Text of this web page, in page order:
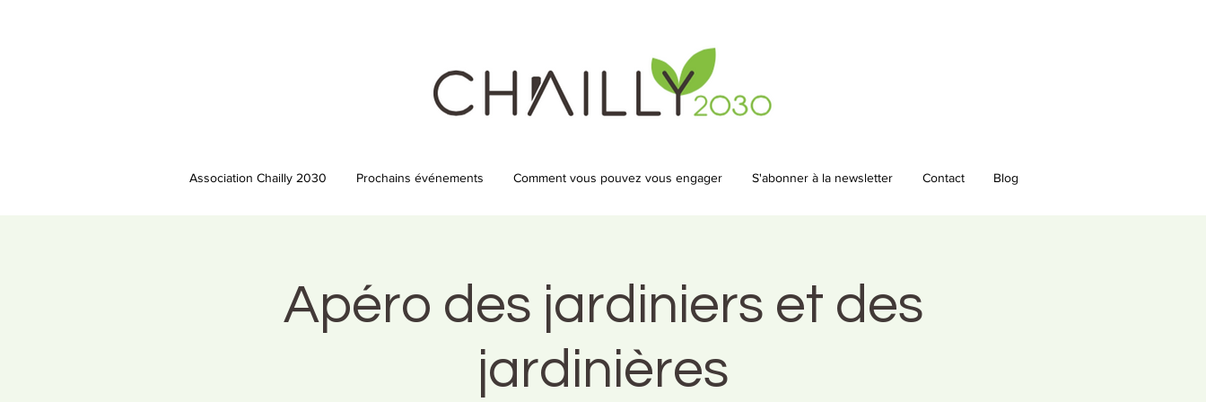
Association Chailly 2030 Prochains événements Comment vous pouvez vous engager S'abonner à la newsletter Contact Blog
Apéro des jardiniers et des
jardinières